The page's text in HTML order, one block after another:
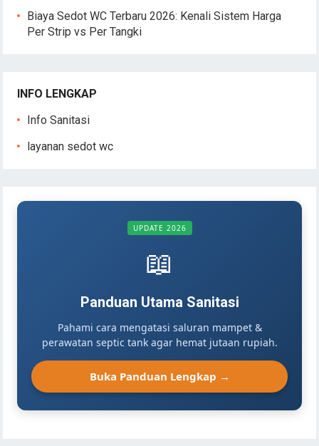
Biaya Sedot WC Terbaru 2026: Kenali Sistem Harga
Per Strip vs Per Tangki
INFO LENGKAP
Info Sanitasi
layanan sedot wc
UPDATE 2026
📖
Panduan Utama Sanitasi
Pahami cara mengatasi saluran mampet &
perawatan septic tank agar hemat jutaan rupiah.
Buka Panduan Lengkap →